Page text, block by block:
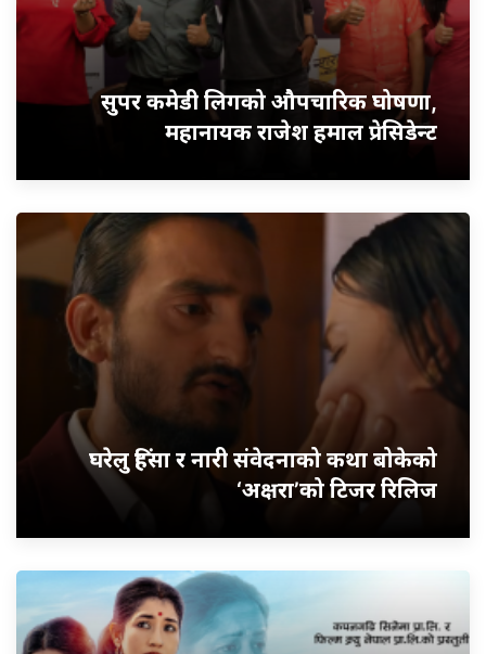
सुपर कमेडी लिगको औपचारिक घोषणा,
महानायक राजेश हमाल प्रेसिडेन्ट
घरेलु हिंसा र नारी संवेदनाको कथा बोकेको
‘अक्षरा’को टिजर रिलिज